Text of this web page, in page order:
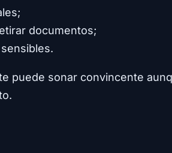
documentos;
puede sonar convincente